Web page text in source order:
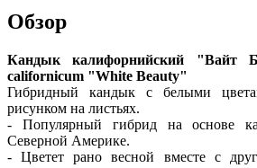
Обзор
Кандык калифорнийский "Вайт
californicum "White Beauty"
Гибридный кандык с белыми
рисунком на листьях.
- Популярный гибрид на основе
Северной Америке.
- Цветет рано весной вместе с